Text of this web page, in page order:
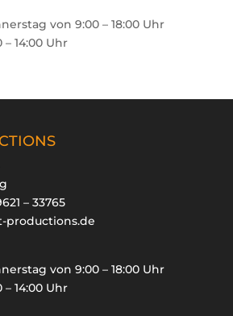
von 9:00 – 18:00 Uhr
14:00 Uhr
– 33765
productions.de
von 9:00 – 18:00 Uhr
14:00 Uhr